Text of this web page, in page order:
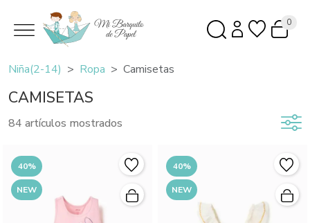
0
Niña(2-14) Ropa Camisetas
CAMISETAS
84 artículos mostrados
40%
NEW
40%
NEW